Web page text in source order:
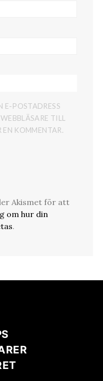
E-POSTADRESS
TILL
EN KOMMENTAR.
Akismet för att
om hur din
.